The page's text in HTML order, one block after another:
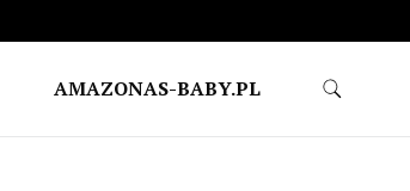
AMAZONAS-BABY.PL